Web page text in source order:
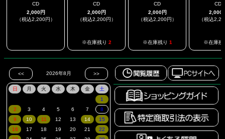
CD
2,000円
（税込2,200円）
CD
2,000円
（税込2,200円）
※在庫残り 2
CD
2,000円
（税込2,200円）
※在庫残り 1
CD
2,000
（税込
※在庫残